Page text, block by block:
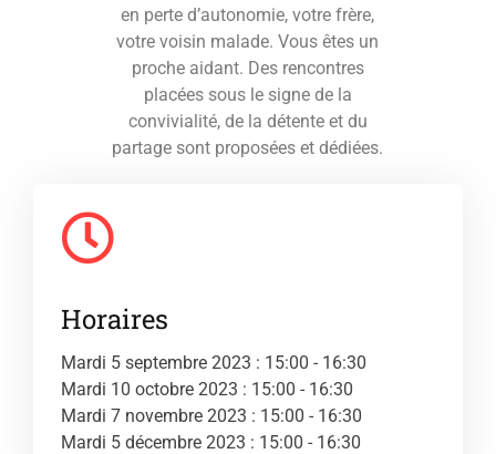
en perte d’autonomie, votre frère,
votre voisin malade. Vous êtes un
proche aidant. Des rencontres
placées sous le signe de la
convivialité, de la détente et du
partage sont proposées et dédiées.
Horaires
Mardi 5 septembre 2023 : 15:00 - 16:30
Mardi 10 octobre 2023 : 15:00 - 16:30
Mardi 7 novembre 2023 : 15:00 - 16:30
Mardi 5 décembre 2023 : 15:00 - 16:30